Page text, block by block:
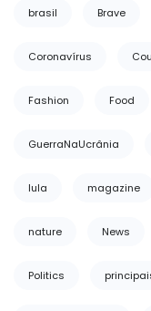
brasil Brave
Coronavírus
Fashion Food
GuerraNaUcrânia
lula magazine
nature News
Politics